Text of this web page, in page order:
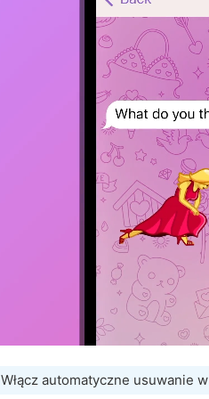
Włącz automatyczne usuwanie w